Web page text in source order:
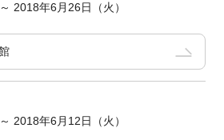
2018年6月26日（火）
2018年6月12日（火）